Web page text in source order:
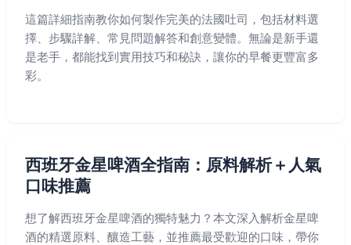
這篇詳細指南教你如何製作完美的法國吐司，包括材料選
擇、步驟詳解、常見問題解答和創意變體。無論是新手還
是老手，都能找到實用技巧和秘訣，讓你的早餐更豐富多
彩。
西班牙金星啤酒全指南：原料解析＋人氣
口味推薦
想了解西班牙金星啤酒的獨特魅力？本文深入解析金星啤
酒的精選原料、釀造工藝，並推薦最受歡迎的口味，帶你